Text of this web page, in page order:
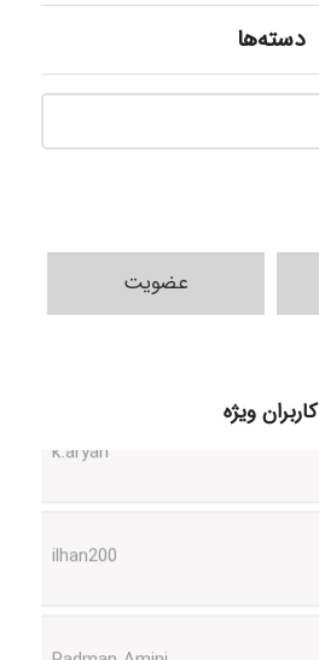
دسته‌ها
عضویت
کاربران ویژه